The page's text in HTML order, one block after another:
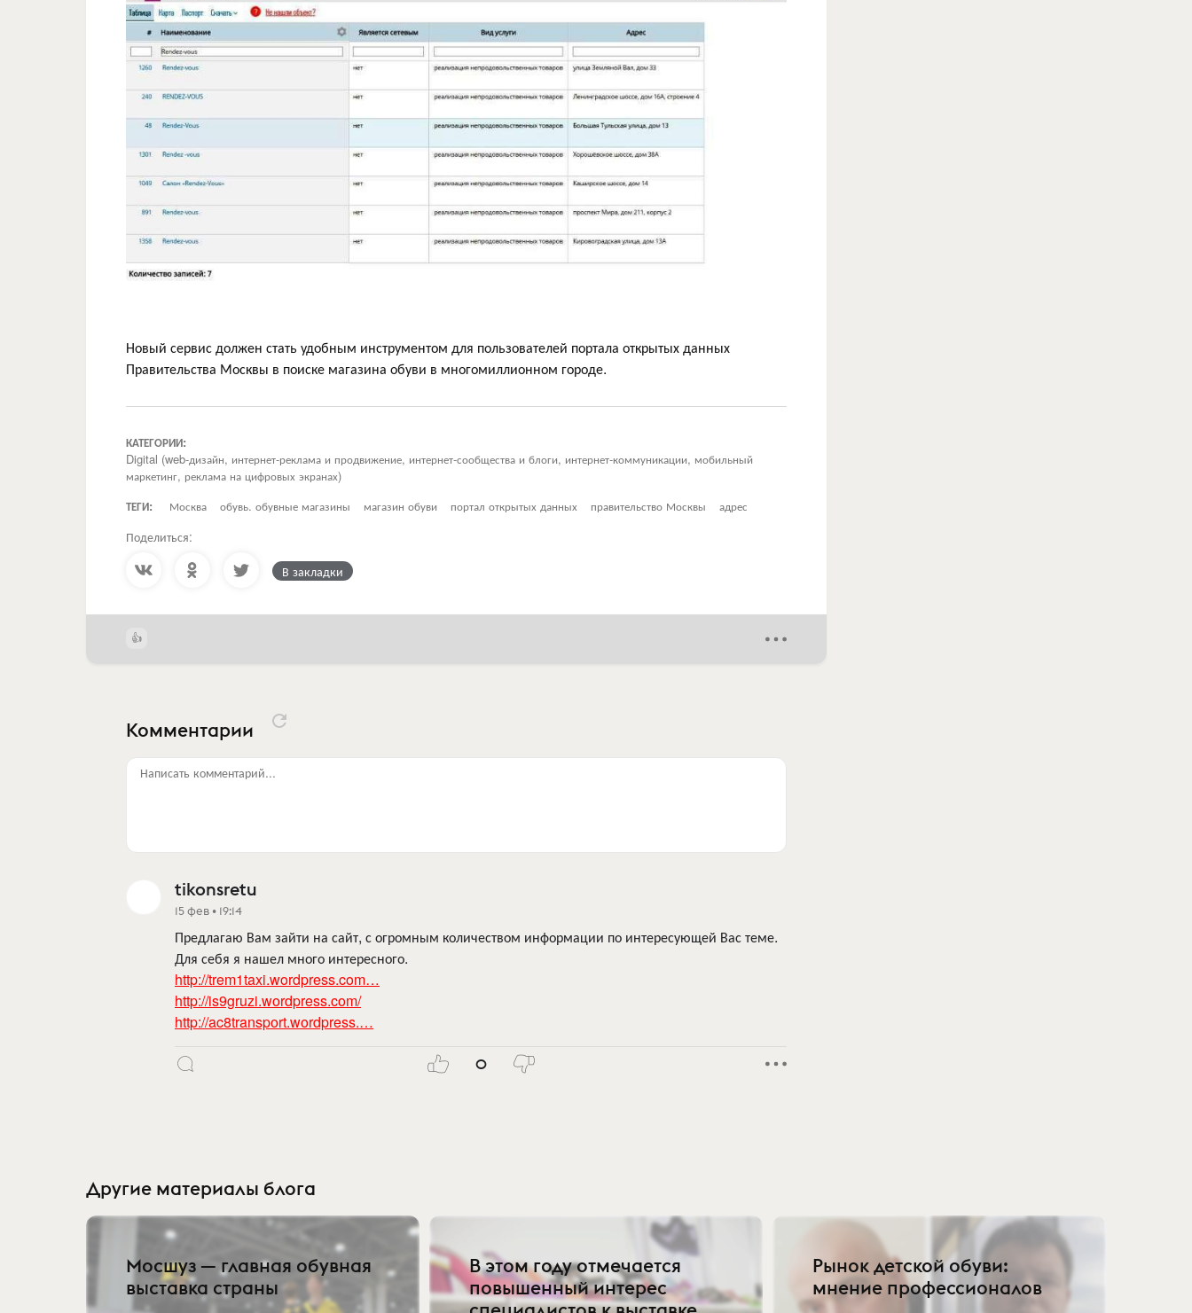
Новый сервис должен стать удобным инструментом для пользователей портала открытых данных
Правительства Москвы в поиске магазина обуви в многомиллионном городе.
КАТЕГОРИИ:
Digital (web-дизайн, интернет-реклама и продвижение, интернет-сообщества и блоги, интернет-коммуникации, мобильный
маркетинг, реклама на цифровых экранах)
ТЕГИ:
Москва обувь. обувные магазины магазин обуви портал открытых данных правительство Москвы адрес
Поделиться:
В закладки
Комментарии
Написать комментарий...
tikonsretu
15 фев • 19:14
Предлагаю Вам зайти на сайт, с огромным количеством информации по интересующей Вас теме.
Для себя я нашел много интересного.
http://trem1taxi.wordpress.com…
http://is9gruzi.wordpress.com/
http://ac8transport.wordpress.…
0
Другие материалы блога
Мосшуз — главная обувная
выставка страны
В этом году отмечается
повышенный интерес
Рынок детской обуви:
мнение профессионалов